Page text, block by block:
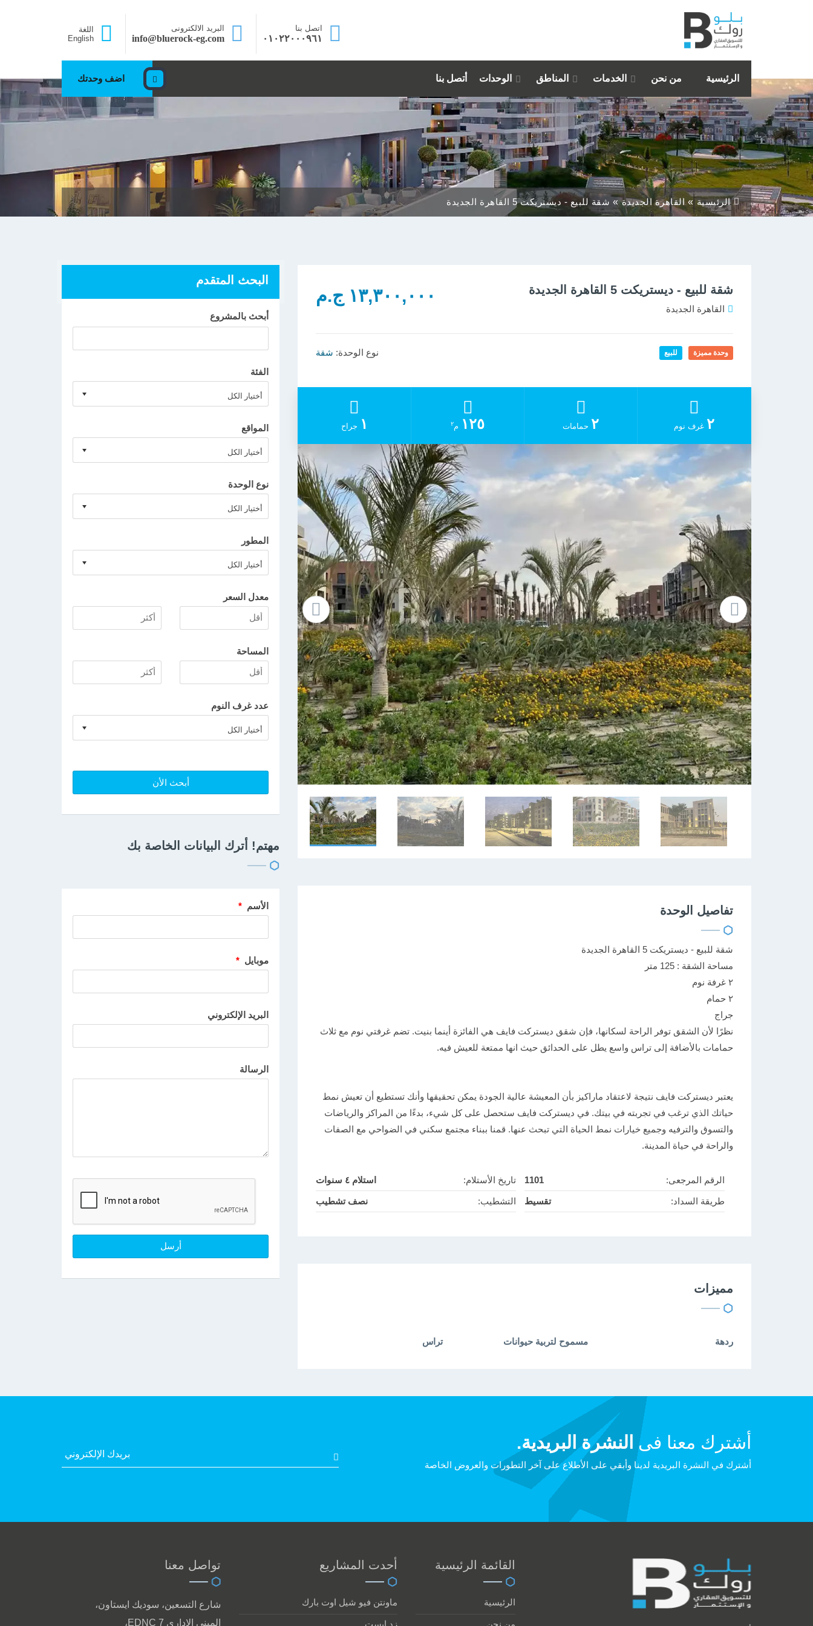
اللغة
English
البريد الالكترونى
info@bluerock-eg.com
اتصل بنا
٠١٠٢٢٠٠٠٩٦١
اضف وحدتك الرئيسية من نحن الخدمات المناطق الوحدات أتصل بنا
الرئيسية القاهرة الجديدة شقة للبيع - ديستريكت 5 القاهرة الجديدة
شقة للبيع - ديستريكت 5 القاهرة الجديدة
القاهرة الجديدة
١٣,٣٠٠,٠٠٠ ج.م
وحدة مميزة للبيع نوع الوحدة: شقة
٢ غرف نوم ٢ حمامات ١٢٥ م٢ ١ جراح
تفاصيل الوحدة
شقة للبيع - ديستريكت 5 القاهرة الجديدة
مساحة الشقة : 125 متر
٢ غرفة نوم
٢ حمام
جراج
نظرًا لأن الشقق توفر الراحة لسكانها، فإن شقق ديستركت فايف هي الفائزة أينما بنيت. تضم غرفتي نوم مع ثلاث
حمامات بالأضافة إلى تراس واسع يطل على الحدائق حيث انها ممتعة للعيش فيه.
يعتبر ديستركت فايف نتيجة لاعتقاد ماراكيز بأن المعيشة عالية الجودة يمكن تحقيقها وأنك تستطيع أن تعيش نمط
حياتك الذي ترغب في تجربته في بيتك. في ديستركت فايف ستحصل على كل شيء، بدءًا من المراكز والرياضات
والتسوق والترفيه وجميع خيارات نمط الحياة التي تبحث عنها. قمنا ببناء مجتمع سكني في الضواحي مع الصفات
والراحة في حياة المدينة.
الرقم المرجعى: 1101 تاريخ الأستلام: استلام ٤ سنوات
طريقة السداد: تقسيط التشطيب: نصف تشطيب
مميزات
تراس مسموح لتربية حيوانات ردهة
البحث المتقدم
أبحث بالمشروع
الفئة
المواقع
نوع الوحدة
المطور
معدل السعر
المساحة
عدد غرف النوم
مهتم! أترك البيانات الخاصة بك
الأسم *
موبايل *
البريد الإلكتروني
الرسالة
أشترك معنا فى النشرة البريدية.
أشترك في النشرة البريدية لدينا وأبقي على الأطلاع على آخر التطورات والعروض الخاصة
القائمة الرئيسية
الرئيسية
أحدت المشاريع
ماونتن فيو شيل اوت بارك
تواصل معنا
شارع التسعين، سوديك ايستاون،
المبنى الادارى EDNC 7،